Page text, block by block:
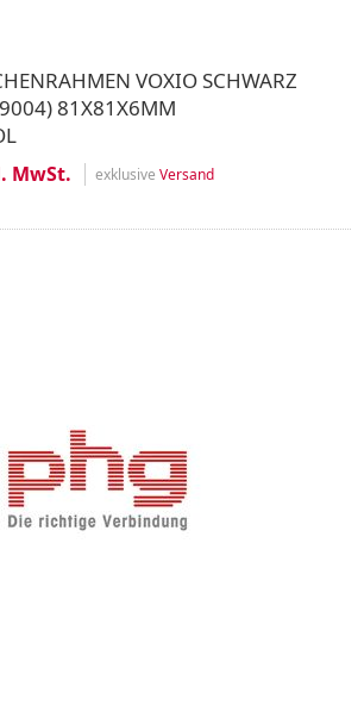
VOXIO SCHWARZ
81X81X6MM
MwSt. exklusive Versand